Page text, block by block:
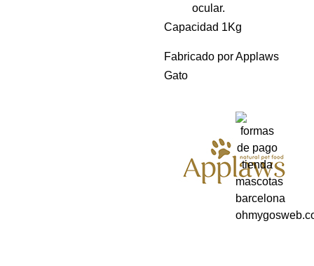
ocular.
Capacidad 1Kg
Fabricado por Applaws
Gato